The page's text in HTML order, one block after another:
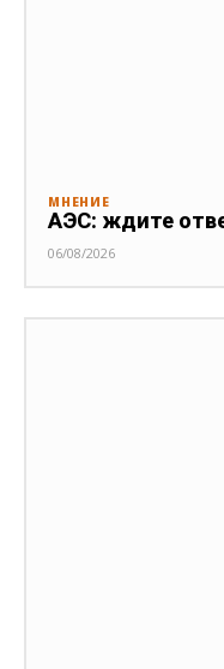
МНЕНИЕ
АЭС: ждите
06/08/2026